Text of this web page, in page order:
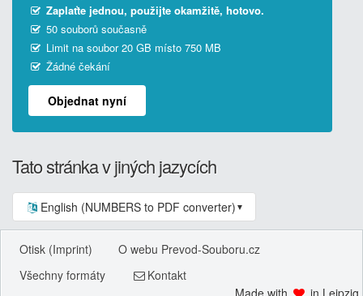
Zaplaťte jednou, použijte okamžitě, hotovo.
50 souborů současně
Limit na soubor 20 GB místo 750 MB
Žádné čekání
Objednat nyní
Tato stránka v jiných jazycích
English (NUMBERS to PDF converter) ▼
Otisk (Imprint)
O webu Prevod-Souboru.cz
Všechny formáty
Kontakt
Made with
in Leipzig.